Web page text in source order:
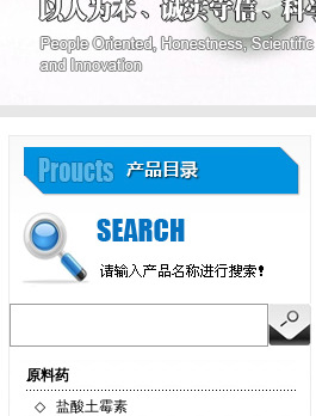
原料药
◇
盐酸土霉素